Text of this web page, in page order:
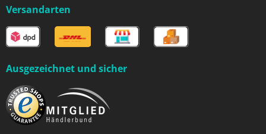
Versandarten
Ausgezeichnet und sicher